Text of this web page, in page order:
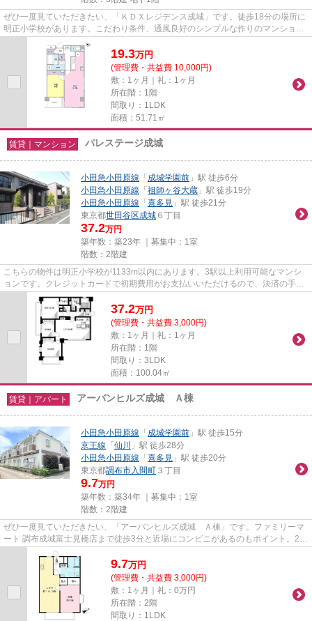
ぜひ一度見ていただきたい、「ＫＤＸレジデンス成城」です。徒歩18分の場所に
明正小学校があります。こだわり条件、通風良好のシンプルな作りのマンション
です。気分が落ちた時には換...
19.3万円
(管理費・共益費 10,000円)
敷：1ヶ月｜礼：1ヶ月
所在階：1階
間取り：1LDK
面積：51.71㎡
賃貸｜マンション パレステージ成城
小田急小田原線 「成城学園前 」駅 徒歩6分
小田急小田原線 「祖師ヶ谷大蔵 」駅 徒歩19分
小田急小田原線 「喜多見 」駅 徒歩21分
東京都世田谷区成城 ６丁目
37.2万円
築年数：築23年 ｜募集中： 1室
階数：2階建
こちらの物件は明正小学校が1133m以内にあります。3駅以上利用可能なマンシ
ョンです。クレジットカードで初期費用がお支払いいただけるので、決済の手間
が軽減できます。通風良好な条...
37.2万円
(管理費・共益費 3,000円)
敷：1ヶ月｜礼：1ヶ月
所在階：1階
間取り：3LDK
面積：100.04㎡
賃貸｜アパート アーバンヒルズ成城 Ａ棟
小田急小田原線 「成城学園前 」駅 徒歩15分
京王線 「仙川
」駅 徒歩28分
小田急小田原線 「喜多見 」駅 徒歩20分
東京都調布市 入間町 ３丁目
9.7万円
築年数：築34年 ｜募集中： 1室
階数：2階建
ぜひ一度見ていただきたい、「アーバンヒルズ成城 Ａ棟」です。ファミリーマ
ート 調布成城富士見橋店まで徒歩3分と近場にコンビニがあるのもポイント。2沿
線利用ができる、交通の便が...
9.7万円
(管理費・共益費 3,000円)
敷：1ヶ月｜礼：0万円
所在階：2階
間取り：1LDK